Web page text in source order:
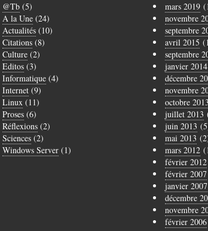
@Tb(5)
A la Une(24)
Actualités(10)
Citations(8)
Culture(2)
Editos(3)
Informatique(4)
Internet(9)
Linux(11)
Proses(6)
Réflexions(2)
Sciences(2)
Windows Server(1)
mars 2019
novembre
septembre
avril 2015
septembre
janvier 2014
décembre
novembre
octobre 2013
juillet 2013
juin 2013
mai 2013
mars 2012
février 2012
février 2007
janvier 2007
décembre
novembre
février 2006